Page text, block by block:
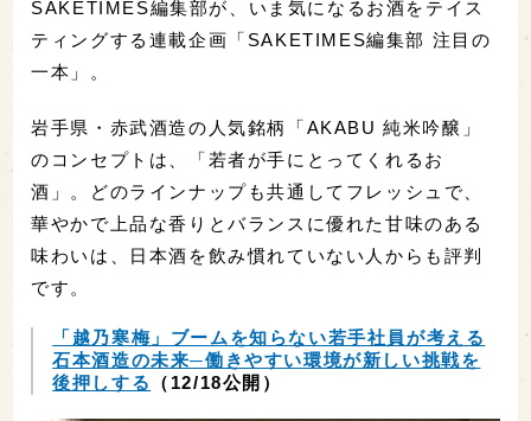
SAKETIMES編集部が、いま気になるお酒をテイス
ティングする連載企画「SAKETIMES編集部 注目の
一本」。
岩手県・赤武酒造の人気銘柄「AKABU 純米吟醸」
のコンセプトは、「若者が手にとってくれるお
酒」。どのラインナップも共通してフレッシュで、
華やかで上品な香りとバランスに優れた甘味のある
味わいは、日本酒を飲み慣れていない人からも評判
です。
「越乃寒梅」ブームを知らない若手社員が考える
石本酒造の未来─働きやすい環境が新しい挑戦を
後押しする
（12/18公開）